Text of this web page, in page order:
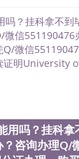
工程与科学学
学校的教育学
前十五名，且
科、硕士及博
、MBA、财务
程、航天工程
科学、心理学
科学、物理学
用吗？挂科
？咨询办理